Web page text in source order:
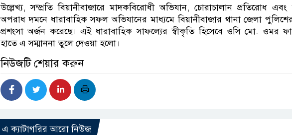
উল্লেখ্য, সম্প্রতি বিয়ানীবাজারে মাদকবিরোধী অভিযান, চোরাচালান প্রতিরোধ এবং
অপরাধ দমনে ধারাবাহিক সফল অভিযানের মাধ্যমে বিয়ানীবাজার থানা জেলা
প্রশংসা অর্জন করেছে। এই ধারাবাহিক সাফল্যের স্বীকৃতি হিসেবে ওসি মো. ওমর
হাতে এ সম্মাননা তুলে দেওয়া হলো।
নিউজটি শেয়ার করুন
এ ক্যাটাগরির আরো নিউজ